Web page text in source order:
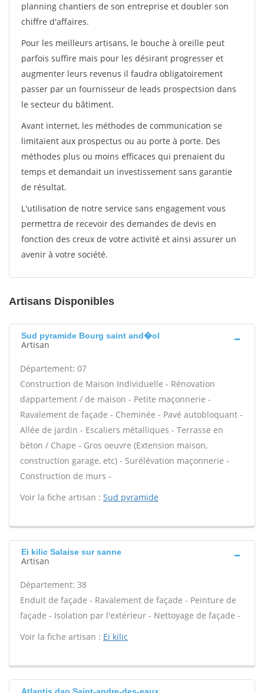
planning chantiers de son entreprise et doubler son
chiffre d'affaires.
Pour les meilleurs artisans, le bouche à oreille peut
parfois suffire mais pour les désirant progresser et
augmenter leurs revenus il faudra obligatoirement
passer par un fournisseur de leads prospectsion dans
le secteur du bâtiment.
Avant internet, les méthodes de communication se
limitaient aux prospectus ou au porte à porte. Des
méthodes plus ou moins efficaces qui prenaient du
temps et demandait un investissement sans garantie
de résultat.
L'utilisation de notre service sans engagement vous
permettra de recevoir des demandes de devis en
fonction des creux de votre activité et ainsi assurer un
avenir à votre société.
Artisans Disponibles
Sud pyramide Bourg saint and�ol
Artisan
Département: 07
Construction de Maison Individuelle - Rénovation
dappartement / de maison - Petite maçonnerie -
Ravalement de façade - Cheminée - Pavé autobloquant -
Allée de jardin - Escaliers métalliques - Terrasse en
béton / Chape - Gros oeuvre (Extension maison,
construction garage, etc) - Surélévation maçonnerie -
Construction de murs -
Voir la fiche artisan : Sud pyramide
Ei kilic Salaise sur sanne
Artisan
Département: 38
Enduit de façade - Ravalement de façade - Peinture de
façade - Isolation par l'extérieur - Nettoyage de façade -
Voir la fiche artisan : Ei kilic